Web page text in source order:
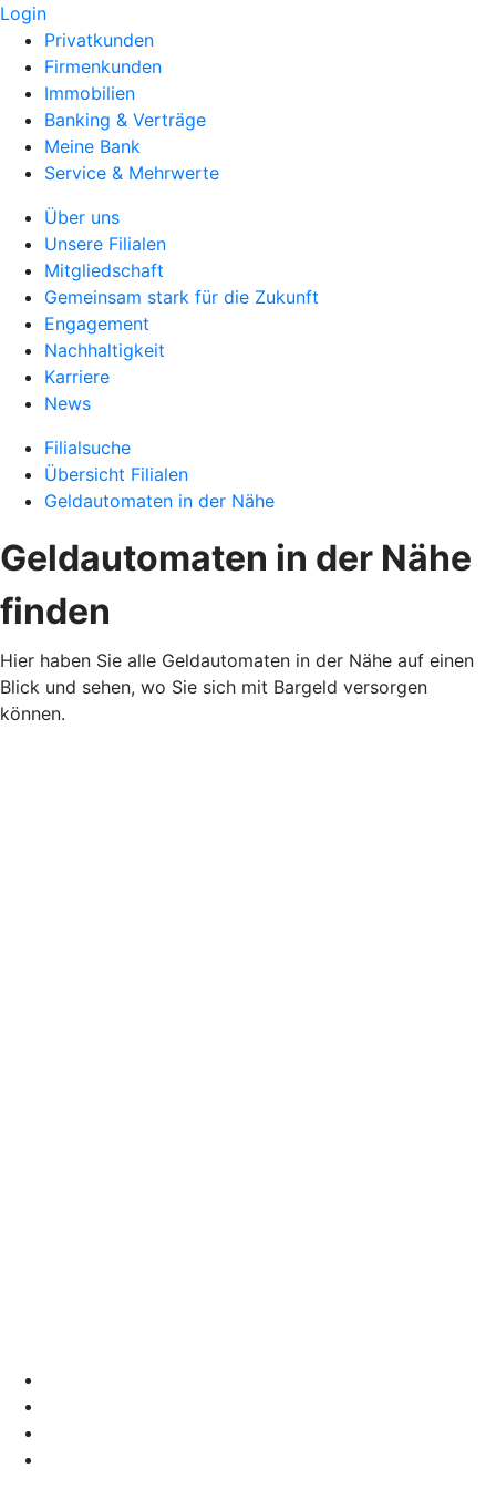
Login
Privatkunden
Firmenkunden
Immobilien
Banking & Verträge
Meine Bank
Service & Mehrwerte
Über uns
Unsere Filialen
Mitgliedschaft
Gemeinsam stark für die Zukunft
Engagement
Nachhaltigkeit
Karriere
News
Filialsuche
Übersicht Filialen
Geldautomaten in der Nähe
Geldautomaten in der Nähe
finden
Hier haben Sie alle Geldautomaten in der Nähe auf einen
Blick und sehen, wo Sie sich mit Bargeld versorgen
können.